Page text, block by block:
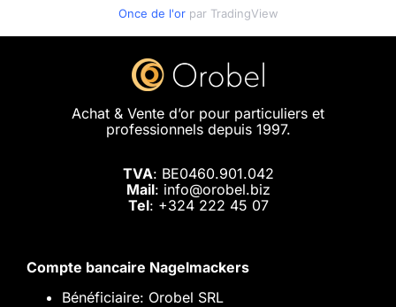
Once de l'or par TradingView
Achat & Vente d’or pour particuliers et
professionnels depuis 1997.
TVA: BE0460.901.042
Mail: info@orobel.biz
Tel: +324 222 45 07
Compte bancaire Nagelmackers
Bénéficiaire: Orobel SRL